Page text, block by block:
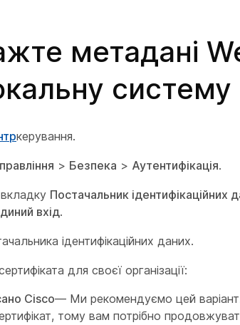
метадані
систему
керування.
> Безпека > Аутентифікація.
Постачальник ідентифікаційних
вхід.
ідентифікаційних даних.
для своєї організації:
Cisco— Ми рекомендуємо цей
тому вам потрібно